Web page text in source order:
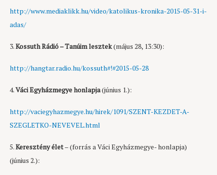
http://www.mediaklikk.hu/video/katolikus-kronika-2015-05-31-i-
adas/
3.Kossuth Rádió – Tanúim lesztek(május 28, 13:30):
http://hangtar.radio.hu/kossuth#!#2015-05-28
4.Váci Egyházmegye honlapja(június 1.):
http://vaciegyhazmegye.hu/hirek/1091/SZENT-KEZDET-A-
SZEGLETKO-NEVEVEL.html
5.Keresztény élet– (forrás a Váci Egyházmegye- honlapja)
(június 2.):